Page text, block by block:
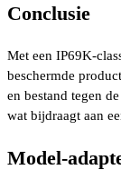
Conclusie
Met een IP69K-
beschermde
en bestand tegen
wat bijdraagt aan
Model-